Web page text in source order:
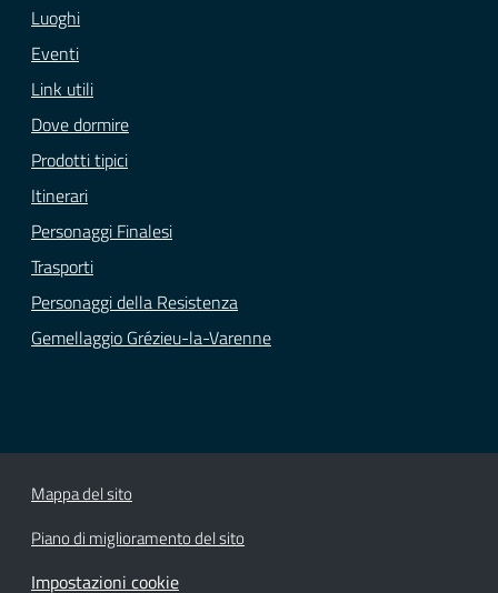
Luoghi
Eventi
Link utili
Dove dormire
Prodotti tipici
Itinerari
Personaggi Finalesi
Trasporti
Personaggi della Resistenza
Gemellaggio Grézieu-la-Varenne
Mappa del sito
Piano di miglioramento del sito
Impostazioni cookie